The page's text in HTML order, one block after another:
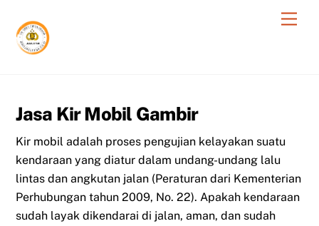
content
Jasa Kir Mobil Gambir
Kir mobil adalah proses pengujian kelayakan suatu
kendaraan yang diatur dalam undang-undang lalu
lintas dan angkutan jalan (Peraturan dari Kementerian
Perhubungan tahun 2009, No. 22). Apakah kendaraan
sudah layak dikendarai di jalan, aman, dan sudah